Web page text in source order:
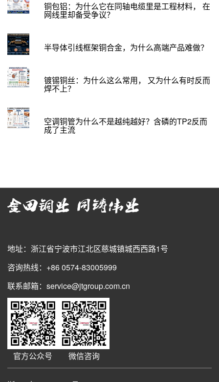
铜包铝：为什么它在同轴电缆里是工程材料， 在
网线里却备受争议？
半导体引线框架铜合金，为什么高端产品难做？
镀锡铜丝：为什么这么常用， 又为什么有时反而
焊不上？
空调铜管为什么不是越纯越好？含磷的TP2反而
成了主流
地址：浙江省宁波市江北区慈城镇城西西路1号
咨询热线：+86 0574-83005999
联系邮箱：service@jtgroup.com.cn
官方公众号 微信咨询